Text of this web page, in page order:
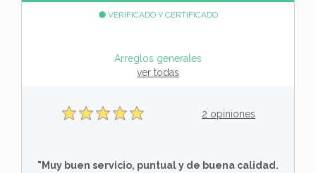
VERIFICADO Y CERTIFICADO
Arreglos generales
ver todas
2 opiniones
"Muy buen servicio, puntual y de buena calidad.